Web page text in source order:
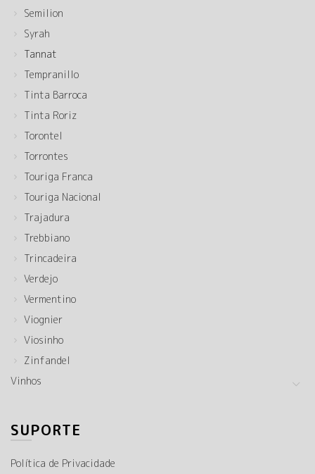
Semilion
Syrah
Tannat
Tempranillo
Tinta Barroca
Tinta Roriz
Torontel
Torrontes
Touriga Franca
Touriga Nacional
Trajadura
Trebbiano
Trincadeira
Verdejo
Vermentino
Viognier
Viosinho
Zinfandel
Vinhos
SUPORTE
Política de Privacidade